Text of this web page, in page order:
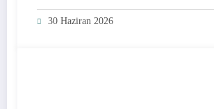
30 Haziran 2026